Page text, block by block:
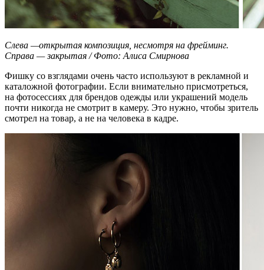
Слева —открытая композиция, несмотря на фрейминг.
Справа — закрытая / Фото: Алиса Смирнова
Фишку со взглядами очень часто используют в рекламной и
каталожной фотографии. Если внимательно присмотреться,
на фотосессиях для брендов одежды или украшений модель
почти никогда не смотрит в камеру. Это нужно, чтобы зритель
смотрел на товар, а не на человека в кадре.